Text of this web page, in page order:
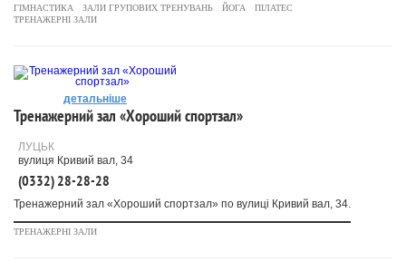
ГІМНАСТИКА ЗАЛИ ГРУПОВИХ ТРЕНУВАНЬ ЙОГА
ПІЛАТЕС
ТРЕНАЖЕРНІ ЗАЛИ
детальніше
Тренажерний зал «Хороший спортзал»
ЛУЦЬК
вулиця Кривий вал, 34
(0332) 28-28-28
Тренажерний зал «Хороший спортзал» по вулиці Кривий вал, 34.
ТРЕНАЖЕРНІ ЗАЛИ